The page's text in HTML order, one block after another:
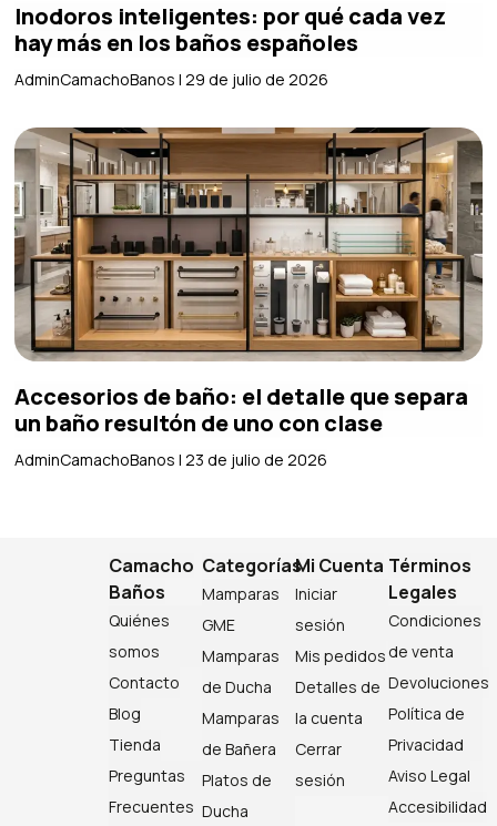
Inodoros inteligentes: por qué cada vez
hay más en los baños españoles
AdminCamachoBanos 29 de julio de 2026
Accesorios de baño: el detalle que separa
un baño resultón de uno con clase
AdminCamachoBanos 23 de julio de 2026
Camacho
Baños
Quiénes
somos
Contacto
Blog
Tienda
Preguntas
Frecuentes
Categorías
Mamparas
GME
Mamparas
de Ducha
Mamparas
de Bañera
Platos de
Ducha
Mi Cuenta
Iniciar
sesión
Mis pedidos
Detalles de
la cuenta
Cerrar
sesión
Términos
Legales
Condiciones
de venta
Devoluciones
Política de
Privacidad
Aviso Legal
Accesibilidad